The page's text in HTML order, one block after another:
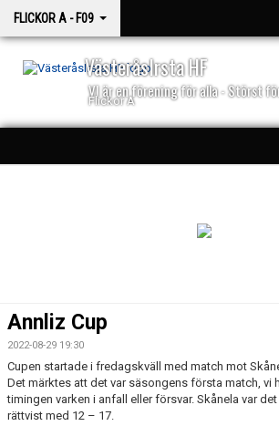
FLICKOR A - F09
VästeråsIrsta HF
VI är en förening för alla - Störst
Flickor A
TRUPPEN
BILDGALLERI
DOKUMENT
Annliz Cup
2022-08-29 19:30
Cupen startade i fredagskväll med match mot
Det märktes att det var säsongens första match, vi
timingen varken i anfall eller försvar. Skånela var
rättvist med 12 – 17.